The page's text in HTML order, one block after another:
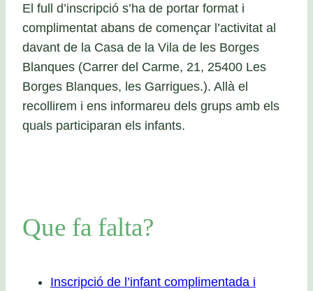
El full d’inscripció s’ha de portar format i
complimentat abans de començar l’activitat al
davant de la Casa de la Vila de les Borges
Blanques (Carrer del Carme, 21, 25400 Les
Borges Blanques, les Garrigues.). Allà el
recollirem i ens informareu dels grups amb els
quals participaran els infants.
Que fa falta?
Inscripció de l’infant complimentada i